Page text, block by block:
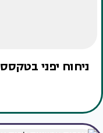
ניחוח יפני בטקסס ‏